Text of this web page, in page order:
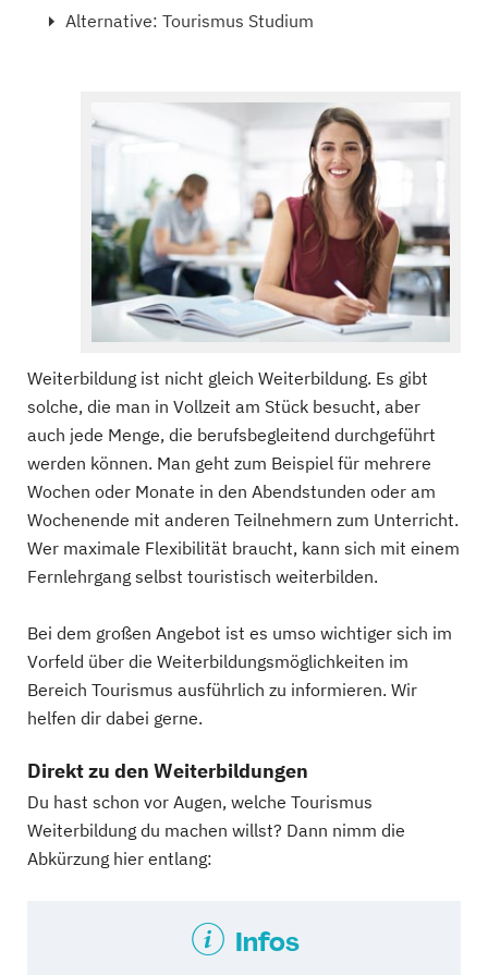
Alternative: Tourismus Studium
Weiterbildung ist nicht gleich Weiterbildung. Es gibt
solche, die man in Vollzeit am Stück besucht, aber
auch jede Menge, die berufsbegleitend durchgeführt
werden können. Man geht zum Beispiel für mehrere
Wochen oder Monate in den Abendstunden oder am
Wochenende mit anderen Teilnehmern zum Unterricht.
Wer maximale Flexibilität braucht, kann sich mit einem
Fernlehrgang selbst touristisch weiterbilden.
Bei dem großen Angebot ist es umso wichtiger sich im
Vorfeld über die Weiterbildungsmöglichkeiten im
Bereich Tourismus ausführlich zu informieren. Wir
helfen dir dabei gerne.
Direkt zu den Weiterbildungen
Du hast schon vor Augen, welche Tourismus
Weiterbildung du machen willst? Dann nimm die
Abkürzung hier entlang:
Infos